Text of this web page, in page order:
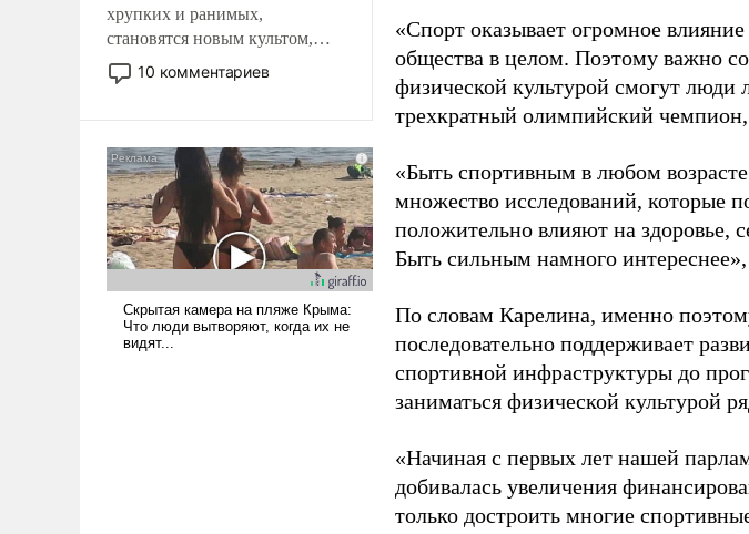
хрупких и ранимых,
становятся новым культом,
постепенно вытесняя и
отменяя традиционное
ударами судьбы, брать на себя
ответственность, помогать
слабым, идти вперед и
адаптироваться.
10 комментариев
«Спорт оказывает огромное
общества в целом. Поэтому важно
физической культурой смогут люди
трехкратный олимпийский
«Быть спортивным в любом
множество исследований, которые
положительно влияют на здоровье,
Быть сильным намного
По словам Карелина, именно
последовательно поддерживает
спортивной инфраструктуры до
заниматься физической культурой
«Начиная с первых лет нашей
добивалась увеличения
только достроить многие